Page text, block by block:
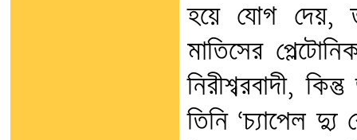
হয়ে যোগ দেয়,
মাতিসের
নিরীশ্বরবাদী,
তিনি ‘চ্যাপেল দ্যু